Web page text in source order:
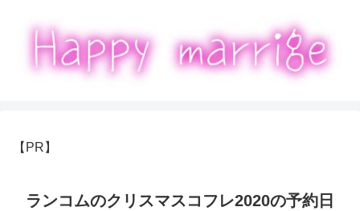
【PR】
ランコムのクリスマスコフレ2020の予約日